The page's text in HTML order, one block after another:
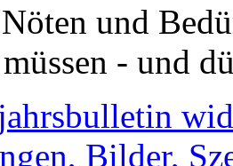
und
- und
Bilder,